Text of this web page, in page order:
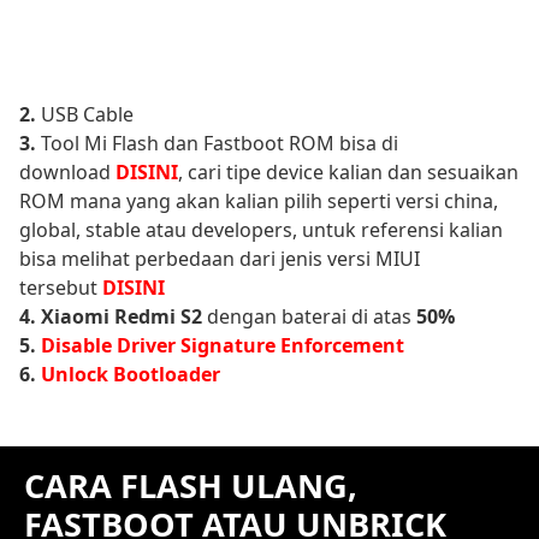
2. USB Cable
3. Tool Mi Flash dan Fastboot ROM bisa di
download DISINI, cari tipe device kalian dan sesuaikan
ROM mana yang akan kalian pilih seperti versi china,
global, stable atau developers, untuk referensi kalian
bisa melihat perbedaan dari jenis versi MIUI
tersebut DISINI
4. Xiaomi Redmi S2 dengan baterai di atas 50%
5. Disable Driver Signature Enforcement
6. Unlock Bootloader
CARA FLASH ULANG,
FASTBOOT ATAU UNBRICK